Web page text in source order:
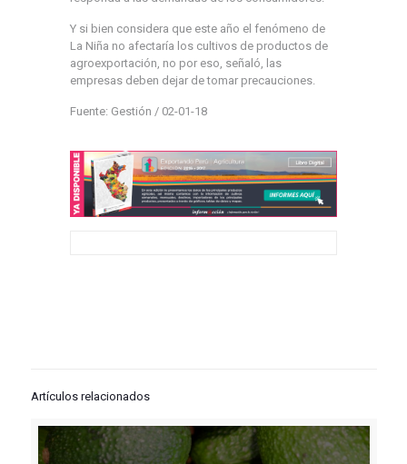
Y si bien considera que este año el fenómeno de
La Niña no afectaría los cultivos de productos de
agroexportación, no por eso, señaló, las
empresas deben dejar de tomar precauciones.
Fuente: Gestión / 02-01-18
Artículos relacionados